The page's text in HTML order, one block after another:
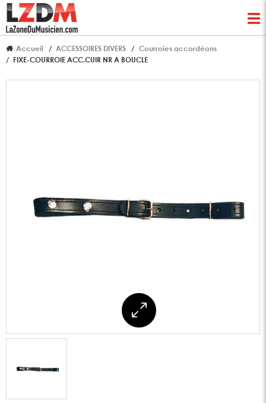
Accueil ACCESSOIRES DIVERS
Courroies accordéons
FIXE-COURROIE ACC.CUIR NR A BOUCLE